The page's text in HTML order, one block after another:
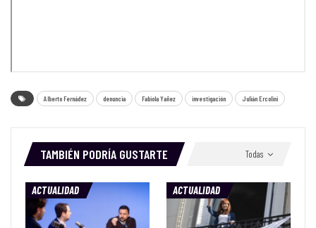
Alberto Fernádez denuncia Fabiola Yañez investigación Julián Ercolini
Todas
TAMBIÉN PODRÍA GUSTARTE
ACTUALIDAD ACTUALIDAD